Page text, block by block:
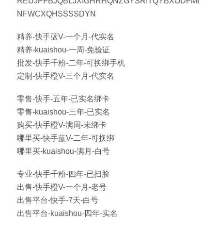
NFWCXQHSSSSDYN
精养-快手蓝V-一个月-代实名
精养-kuaishou-一周-免验证
批发-快手千粉-二年-可换绑手机
定制-快手橙V-三个月-代实名
零售-快手-五年-已实名绑卡
零售-kuaishou-三年-已实名
购买-快手橙V-满周-未绑卡
哪里买-快手蓝V-二年-可换绑
哪里买-kuaishou-满月-白号
专业-快手千粉-四年-已扫脸
出售-快手橙V-一个月-老号
出售平台-快手-7天-白号
出售平台-kuaishou-四年-实名